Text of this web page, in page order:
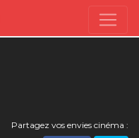
Partagez vos envies cinéma :